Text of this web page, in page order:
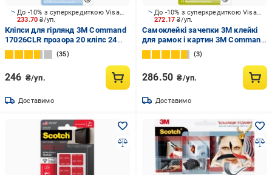
233.70₴/уп.
До -10% з суперкредиткою Visa Вигода
Кліпси для гірлянд 3M Command
17026CLR прозора 20 кліпс 24
прозорих смужки
35
246 ₴/уп.
Доставимо
272.17₴/уп.
До -10% з суперкредиткою Visa Вигода
Самоклейкі зачепки 3M клейкі
для рамок і картин 3M Command
17202 малі 1.35 кг 4 пари
3
286.50 ₴/уп.
Доставимо